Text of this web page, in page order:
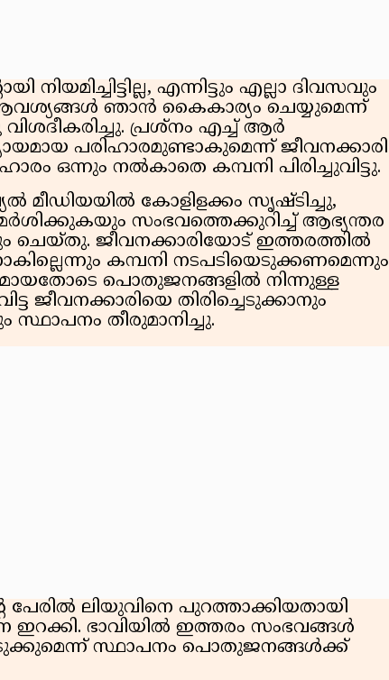
എന്നിട്ടും എല്ലാ ദിവസവും
ഞാന്‍ കൈകാര്യം ചെയ്യുമെന്ന്
പ്രശ്നം എച്ച് ആർ
പരിഹാരമുണ്ടാകുമെന്ന് ജീവനക്കാരി
ഒന്നും നൽകാതെ കമ്പനി പിരിച്ചുവിട്ടു.
കോളിളക്കം സൃഷ്ടിച്ചു,
സംഭവത്തെക്കുറിച്ച് ആഭ്യന്തര
ജീവനക്കാരിയോട് ഇത്തരത്തില്‍
കമ്പനി നടപടിയെടുക്കണമെന്നും
പൊതുജനങ്ങളില്‍ നിന്നുള്ള
ജീവനക്കാരിയെ തിരിച്ചെടുക്കാനും
സ്ഥാപനം തീരുമാനിച്ചു.
പേരില്‍ ലിയുവിനെ പുറത്താക്കിയതായി
ഇറക്കി. ഭാവിയില്‍ ഇത്തരം സംഭവങ്ങള്‍
സ്ഥാപനം പൊതുജനങ്ങള്‍ക്ക്